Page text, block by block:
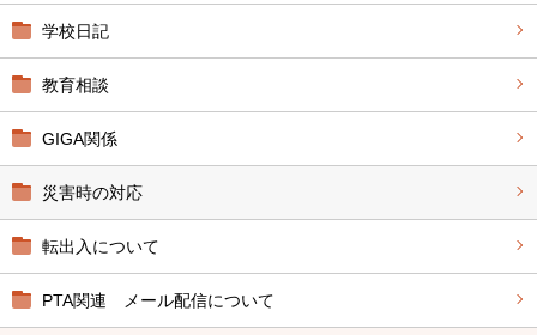
学校日記
教育相談
GIGA関係
災害時の対応
転出入について
PTA関連 メール配信について